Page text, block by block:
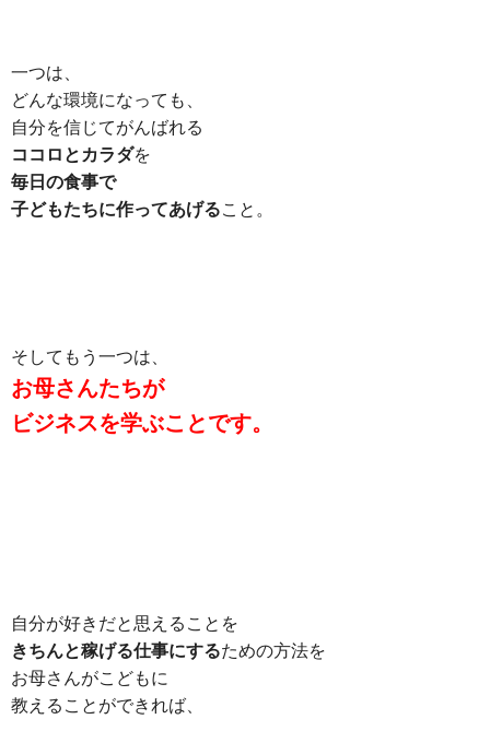
一つは、
どんな環境になっても、
自分を信じてがんばれる
ココロとカラダを
毎日の食事で
子どもたちに作ってあげること。
そしてもう一つは、
お母さんたちが
ビジネスを学ぶことです。
自分が好きだと思えることを
きちんと稼げる仕事にするための方法を
お母さんがこどもに
教えることができれば、